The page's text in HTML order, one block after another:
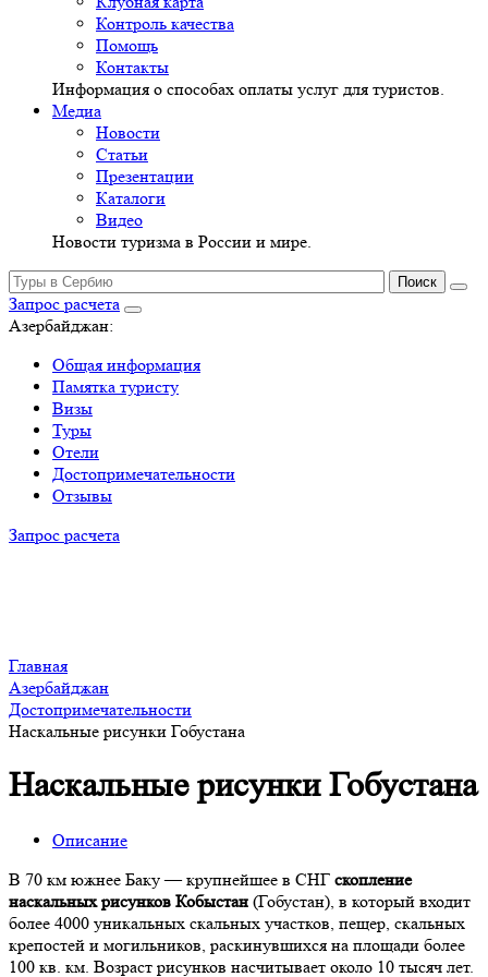
Контроль качества
Помощь
Контакты
Информация о способах оплаты услуг для туристов.
Медиа
Новости
Статьи
Презентации
Каталоги
Видео
Новости туризма в России и мире.
Запрос расчета
Азербайджан:
Общая информация
Памятка туристу
Визы
Туры
Отели
Достопримечательности
Отзывы
Запрос расчета
Главная
Азербайджан
Достопримечательности
Наскальные рисунки Гобустана
Наскальные рисунки Гобустана
Описание
В 70 км южнее Баку — крупнейшее в СНГ скопление
наскальных рисунков Кобыстан (Гобустан), в который входит
более 4000 уникальных скальных участков, пещер, скальных
крепостей и могильников, раскинувшихся на площади более
100 кв. км. Возраст рисунков насчитывает около 10 тысяч лет.